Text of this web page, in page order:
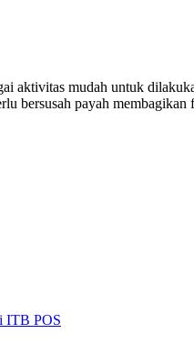
aktivitas mudah untuk
bersusah payah
ITB POS